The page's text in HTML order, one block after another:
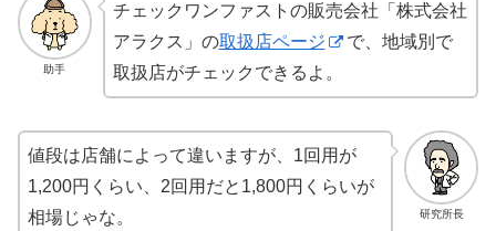
助手
チェックワンファストの販売会社「株式会社
アラクス」の取扱店ページ
で、地域別で
取扱店がチェックできるよ。
研究所長
値段は店舗によって違いますが、1回用が
1,200円くらい、2回用だと1,800円くらいが
相場じゃな。